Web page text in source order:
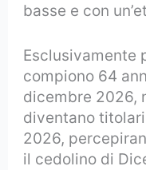
basse e con
Esclusivamente
compiono 64
dicembre 2026,
diventano
2026,
il cedolino di